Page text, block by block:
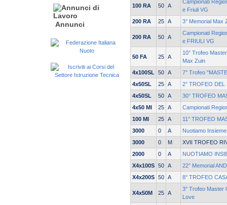
Annunci
100 RA 50 A
Campionati
e Friuli VG
200 RA
25 A 3° Memorial Max
200 RA 50 A
Campionati
e FRIULI VG
50 FA 25 A
10° Trofeo
Max Zuin
4x100SL
50 A
7° Trofeo
4x50SL
25 A
2° TROFEO DEL
4x50SL
50 A
30° TROFEO
4x50 MI
25 A
Campionati
100 MI
25 A
11° TROFEO
3000
0 A
Nuotiamo
3000
0 M
XVII TROFEO
2000
0 A
NUOTIAMO
X4x100S 50 A
22° Memorial
X4x200S 50 A 8° TROFEO
X4x50M 25 A
3° Trofeo Master
Love